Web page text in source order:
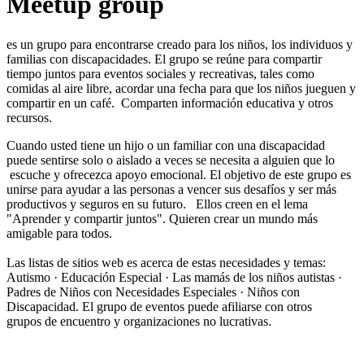
es un grupo para encontrarse creado para los niños, los individuos y
familias con discapacidades. El grupo se reúne para compartir
tiempo juntos para eventos sociales y recreativas, tales como
comidas al aire libre, acordar una fecha para que los niños jueguen y
compartir en un café. Comparten información educativa y otros
recursos.
Cuando usted tiene un hijo o un familiar con una discapacidad
puede sentirse solo o aislado a veces se necesita a alguien que lo
escuche y ofrecezca apoyo emocional. El objetivo de este grupo es
unirse para ayudar a las personas a vencer sus desafíos y ser más
productivos y seguros en su futuro. Ellos creen en el lema
"Aprender y compartir juntos". Quieren crear un mundo más
amigable para todos.
Las listas de sitios web es acerca de estas necesidades y temas:
Autismo · Educación Especial · Las mamás de los niños autistas ·
Padres de Niños con Necesidades Especiales · Niños con
Discapacidad. El grupo de eventos puede afiliarse con otros
grupos de encuentro y organizaciones no lucrativas.